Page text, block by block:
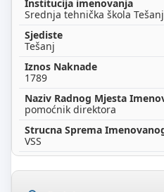
Srednja tehnička škola Tešanj
Tešanj
1789
pomoćnik direktora
VSS